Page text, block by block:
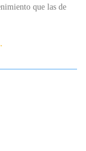
que las de